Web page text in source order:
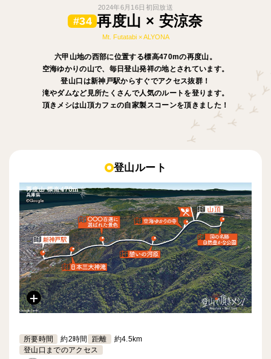
2024年6月16日初回放送
#34 再度山 × 安涼奈
Mt. Futatabi × ALYONA
六甲山地の西部に位置する標高470mの再度山。
空海ゆかりの山で、毎日登山発祥の地とされています。
登山口は新神戸駅からすぐでアクセス抜群！
滝やダムなど見所たくさんで人気のルートを登ります。
頂きメシは山頂カフェの自家製スコーンを頂きました！
登山ルート
所要時間 約2時間 距離
約4.5km
登山口までのアクセス